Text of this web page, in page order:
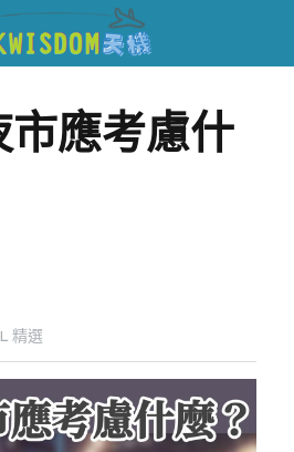
錄
市應考慮什
精選